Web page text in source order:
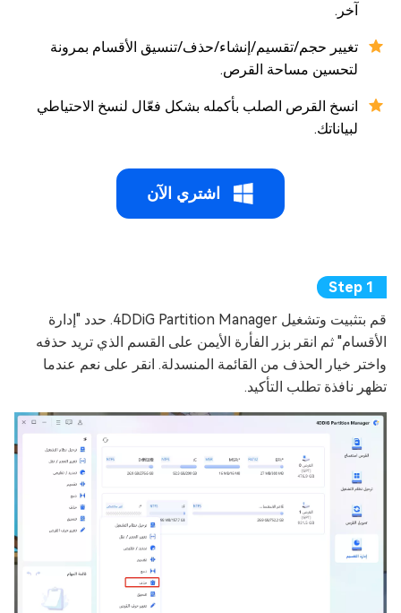
آخر.
تغيير حجم/تقسيم/إنشاء/حذف/تنسيق الأقسام بمرونة
لتحسين مساحة القرص.
انسخ القرص الصلب بأكمله بشكل فعّال لنسخ الاحتياطي
لبياناتك.
اشتري الآن
قم بتثبيت وتشغيل 4DDiG Partition Manager. حدد "إدارة
الأقسام" ثم انقر بزر الفأرة الأيمن على القسم الذي تريد حذفه
واختر خيار الحذف من القائمة المنسدلة. انقر على نعم عندما
تظهر نافذة تطلب التأكيد.